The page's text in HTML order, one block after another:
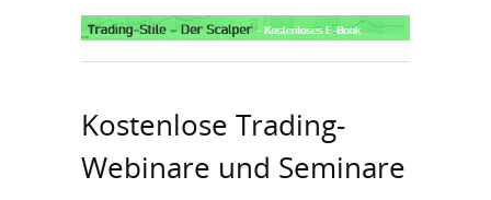
Kostenlose Trading-
Webinare und Seminare